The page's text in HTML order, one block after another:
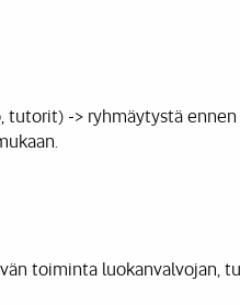
tutorit) -> ryhmäytystä
toiminta luokanvalvojan,